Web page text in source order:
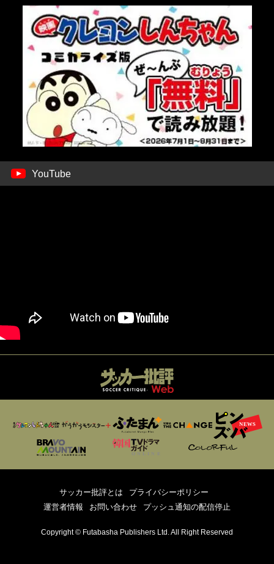
YouTube
サッカー批評とは
プライバシーポリシー
運営者情報
お問い合わせ プッシュ通知の配信停止
Copyright © Futabasha Publishers Ltd. All Right Reserved